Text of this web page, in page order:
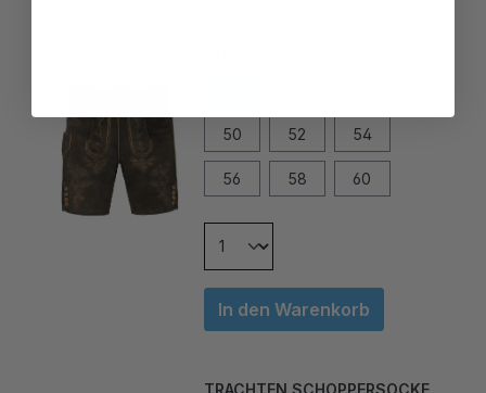
56 58 60
In den Warenkorb
BEIGE-BRAUNMELIERT